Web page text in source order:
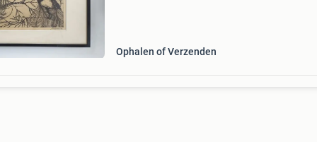
Ophalen of Verzenden